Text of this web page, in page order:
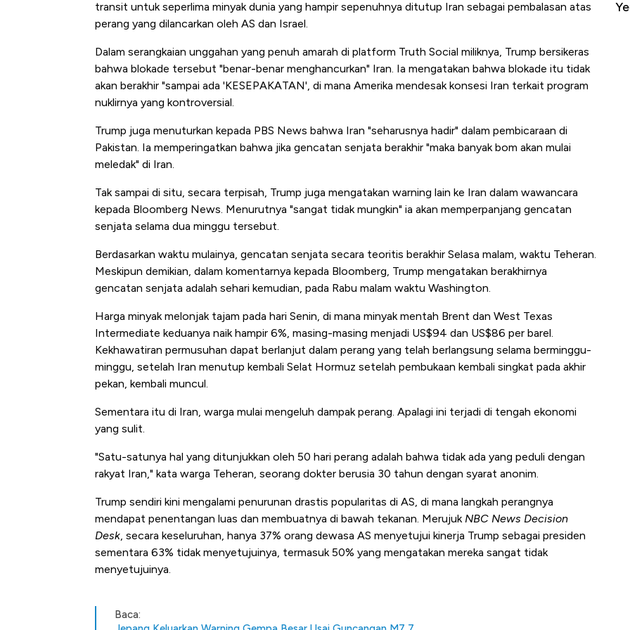
transit untuk seperlima minyak dunia yang hampir sepenuhnya ditutup Iran sebagai pembalasan atas
perang yang dilancarkan oleh AS dan Israel.
Dalam serangkaian unggahan yang penuh amarah di platform Truth Social miliknya, Trump bersikeras
bahwa blokade tersebut "benar-benar menghancurkan" Iran. Ia mengatakan bahwa blokade itu tidak
akan berakhir "sampai ada 'KESEPAKATAN', di mana Amerika mendesak konsesi Iran terkait program
nuklirnya yang kontroversial.
Trump juga menuturkan kepada PBS News bahwa Iran "seharusnya hadir" dalam pembicaraan di
Pakistan. Ia memperingatkan bahwa jika gencatan senjata berakhir "maka banyak bom akan mulai
meledak" di Iran.
Tak sampai di situ, secara terpisah, Trump juga mengatakan warning lain ke Iran dalam wawancara
kepada Bloomberg News. Menurutnya "sangat tidak mungkin" ia akan memperpanjang gencatan
senjata selama dua minggu tersebut.
Berdasarkan waktu mulainya, gencatan senjata secara teoritis berakhir Selasa malam, waktu Teheran.
Meskipun demikian, dalam komentarnya kepada Bloomberg, Trump mengatakan berakhirnya
gencatan senjata adalah sehari kemudian, pada Rabu malam waktu Washington.
Harga minyak melonjak tajam pada hari Senin, di mana minyak mentah Brent dan West Texas
Intermediate keduanya naik hampir 6%, masing-masing menjadi US$94 dan US$86 per barel.
Kekhawatiran permusuhan dapat berlanjut dalam perang yang telah berlangsung selama berminggu-
minggu, setelah Iran menutup kembali Selat Hormuz setelah pembukaan kembali singkat pada akhir
pekan, kembali muncul.
Sementara itu di Iran, warga mulai mengeluh dampak perang. Apalagi ini terjadi di tengah ekonomi
yang sulit.
"Satu-satunya hal yang ditunjukkan oleh 50 hari perang adalah bahwa tidak ada yang peduli dengan
rakyat Iran," kata warga Teheran, seorang dokter berusia 30 tahun dengan syarat anonim.
Trump sendiri kini mengalami penurunan drastis popularitas di AS, di mana langkah perangnya
mendapat penentangan luas dan membuatnya di bawah tekanan. MerujukNBC News Decision
Desk, secara keseluruhan, hanya 37% orang dewasa AS menyetujui kinerja Trump sebagai presiden
sementara 63% tidak menyetujuinya, termasuk 50% yang mengatakan mereka sangat tidak
menyetujuinya.
Baca:
Ada Jawa!
Yen - Ringgit Kompak Menguat